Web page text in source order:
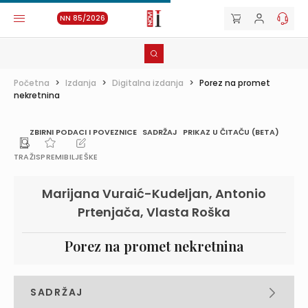
NN 85/2026
Početna > Izdanja > Digitalna izdanja > Porez na promet
nekretnina
ZBIRNI PODACI I POVEZNICE SADRŽAJ PRIKAZ U ČITAČU (BETA)
TRAŽISPREMIBILJEŠKE
Marijana Vuraić-Kudeljan, Antonio
Prtenjača, Vlasta Roška
Porez na promet nekretnina
SADRŽAJ